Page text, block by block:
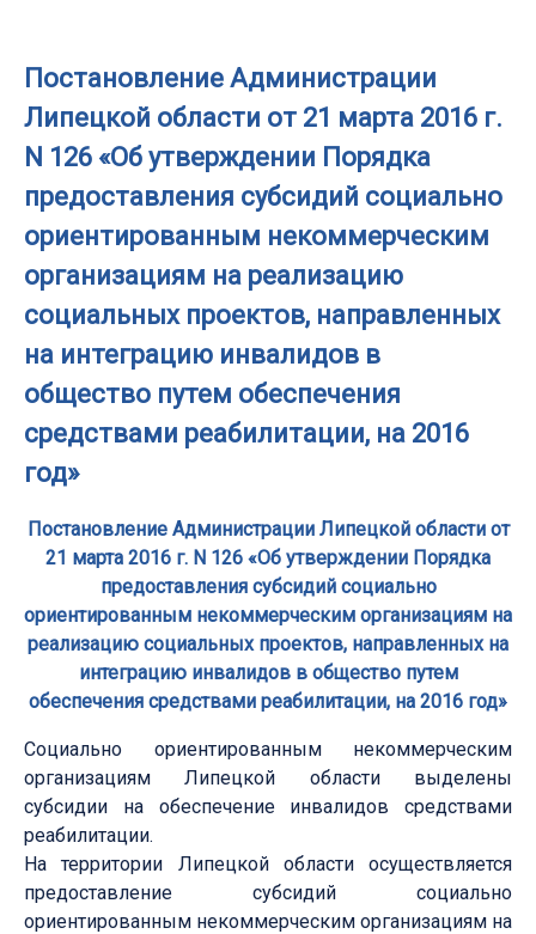
Постановление Администрации
Липецкой области от 21 марта 2016 г.
N 126 «Об утверждении Порядка
предоставления субсидий социально
ориентированным некоммерческим
организациям на реализацию
социальных проектов, направленных
на интеграцию инвалидов в
общество путем обеспечения
средствами реабилитации, на 2016
год»
Постановление Администрации Липецкой области от
21 марта 2016 г. N 126 «Об утверждении Порядка
предоставления субсидий социально
ориентированным некоммерческим организациям на
реализацию социальных проектов, направленных на
интеграцию инвалидов в общество путем
обеспечения средствами реабилитации, на 2016 год»
Социально ориентированным некоммерческим
организациям Липецкой области выделены
субсидии на обеспечение инвалидов средствами
реабилитации.
На территории Липецкой области осуществляется
предоставление субсидий социально
ориентированным некоммерческим организациям на